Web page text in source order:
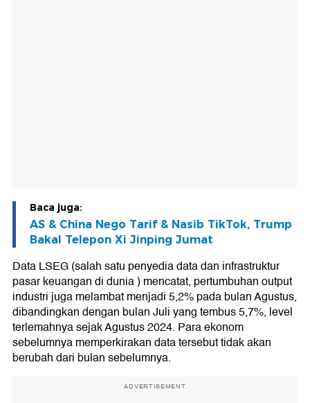
Baca juga:
AS & China Nego Tarif & Nasib TikTok, Trump
Bakal Telepon Xi Jinping Jumat
Data LSEG (salah satu penyedia data dan infrastruktur
pasar keuangan di dunia ) mencatat, pertumbuhan output
industri juga melambat menjadi 5,2% pada bulan Agustus,
dibandingkan dengan bulan Juli yang tembus 5,7%, level
terlemahnya sejak Agustus 2024. Para ekonom
sebelumnya memperkirakan data tersebut tidak akan
berubah dari bulan sebelumnya.
ADVERTISEMENT